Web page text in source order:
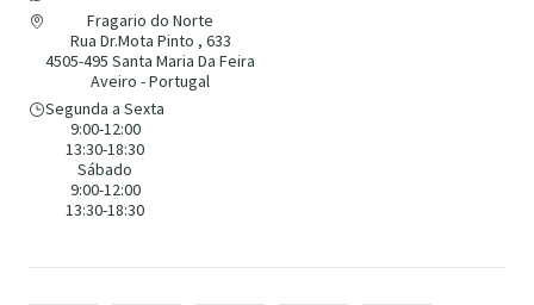
Fragario do Norte
Rua Dr.Mota Pinto , 633
4505-495 Santa Maria Da Feira
Aveiro - Portugal
Segunda a Sexta
9:00-12:00
13:30-18:30
Sábado
9:00-12:00
13:30-18:30